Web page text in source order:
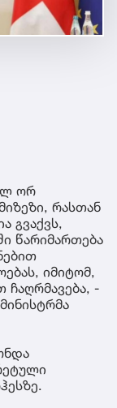
ორ
რასთან
გვაქვს,
წარიმართება
იმიტომ,
ჩაღრმავება, -